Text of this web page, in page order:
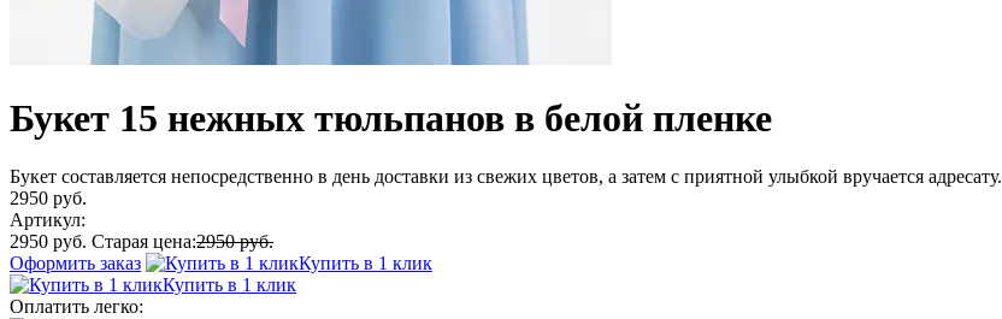
Букет 15 нежных тюльпанов в белой пленке
Букет составляется непосредственно в день доставки из свежих цветов, а затем с приятной улыбкой вручается адресату.
2950 руб.
Артикул:
2950 руб. Старая цена:2950 руб.
Оформить заказ
Купить в 1 клик
Купить в 1 клик
Оплатить легко: